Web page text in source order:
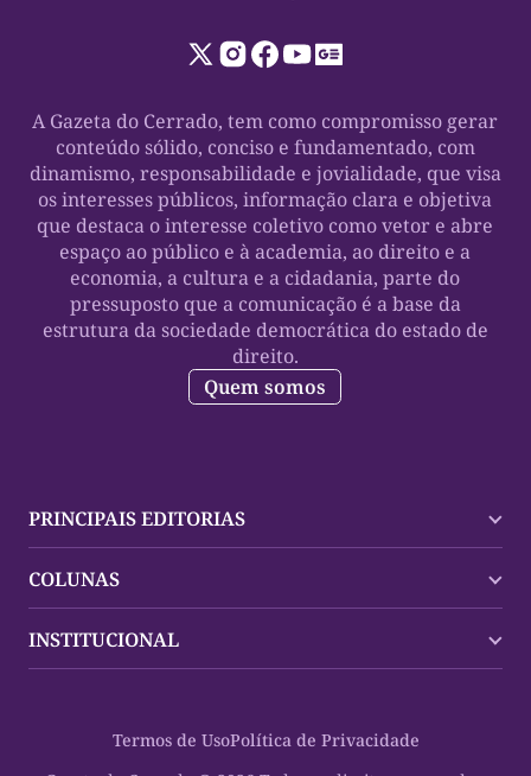
A Gazeta do Cerrado, tem como compromisso gerar
conteúdo sólido, conciso e fundamentado, com
dinamismo, responsabilidade e jovialidade, que visa
os interesses públicos, informação clara e objetiva
que destaca o interesse coletivo como vetor e abre
espaço ao público e à academia, ao direito e a
economia, a cultura e a cidadania, parte do
pressuposto que a comunicação é a base da
estrutura da sociedade democrática do estado de
direito.
Quem somos
PRINCIPAIS EDITORIAS
Palmas
Mundo
Oportunidades
COLUNAS
Policial
Planeta Vivo
INSTITUCIONAL
Termos de UsoPolítica de Privacidade